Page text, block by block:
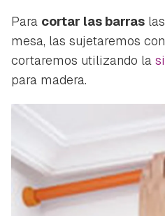
INICIAR SESIÓN
Para cortar las barras
mesa, las sujetaremos
cortaremos utilizando la
para madera.